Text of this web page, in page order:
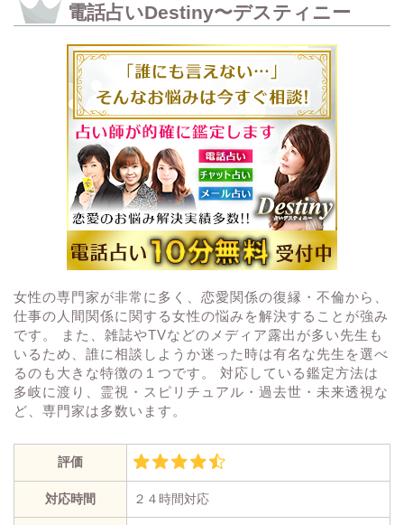
電話占いDestiny〜デスティニー
女性の専門家が非常に多く、恋愛関係の復縁・不倫から、
仕事の人間関係に関する女性の悩みを解決することが強み
です。 また、雑誌やTVなどのメディア露出が多い先生も
いるため、誰に相談しようか迷った時は有名な先生を選べ
るのも大きな特徴の１つです。 対応している鑑定方法は
多岐に渡り、霊視・スピリチュアル・過去世・未来透視な
ど、専門家は多数います。
評価
対応時間 ２４時間対応